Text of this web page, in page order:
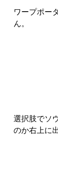
ワープポー
ん。
選択肢でソ
のか右上に